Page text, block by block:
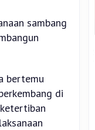
sambang
bertemu
di